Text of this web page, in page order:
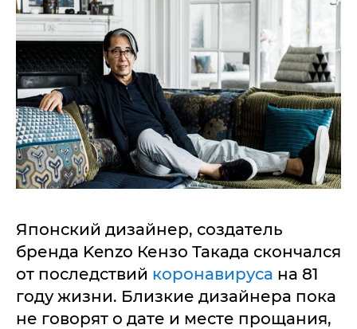
Японский дизайнер, создатель
бренда Kenzo Кензо Такада скончался
от последствий коронавируса на 81
году жизни. Близкие дизайнера пока
не говорят о дате и месте прощания,